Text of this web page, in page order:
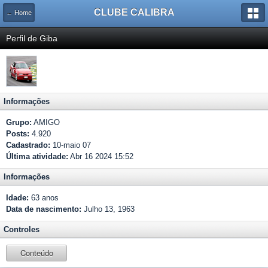
← Home CLUBE CALIBRA
Perfil de Giba
Informações
Grupo: AMIGO
Posts: 4.920
Cadastrado: 10-maio 07
Última atividade: Abr 16 2024 15:52
Informações
Idade: 63 anos
Data de nascimento: Julho 13, 1963
Controles
Conteúdo